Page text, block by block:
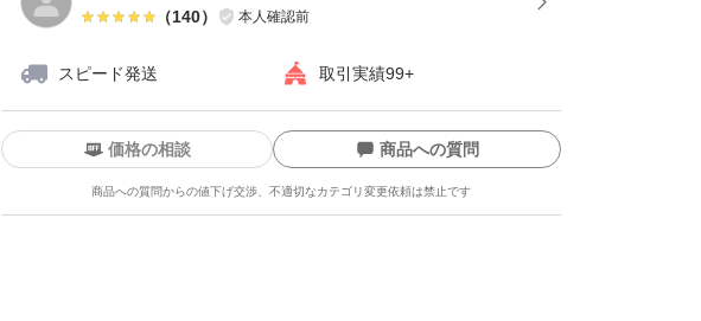
（140） 本人確認前
スピード発送 取引実績99+
価格の相談 商品への質問
商品への質問からの値下げ交渉、不適切なカテゴリ変更依頼は禁止です